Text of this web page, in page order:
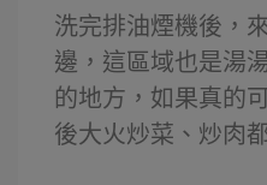
洗完排油煙機後，
邊，這區域也是湯
的地方，如果真的
後大火炒菜、炒肉